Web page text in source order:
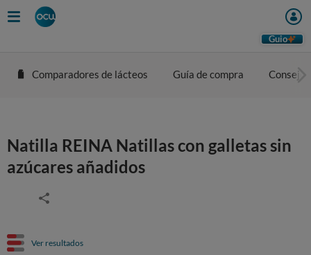
Guio
Comparadores de lácteos Guía de compra
Natilla REINA Natillas con galletas sin
azúcares añadidos
Ver resultados